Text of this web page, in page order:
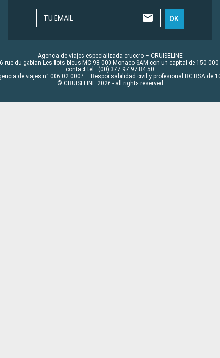
TU EMAIL OK
Agencia de viajes especializada crucero – CRUISELINE
rue du gabian Les flots bleus MC 98 000 Monaco SAM con un capital de 150 000
contact tel : (00) 377 97 97 84 50
de viajes n° 006 02 0007 – Responsabilidad civil y profesional RC RSA de
© CRUISELINE 2026 - all rights reserved